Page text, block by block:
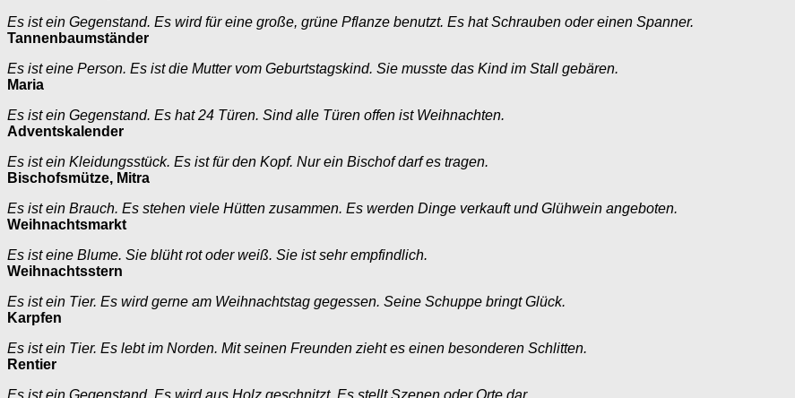
Es ist ein Gegenstand. Es wird für eine große, grüne Pflanze benutzt. Es hat Schrauben oder einen Spanner.
Tannenbaumständer
Es ist eine Person. Es ist die Mutter vom Geburtstagskind. Sie musste das Kind im Stall gebären.
Maria
Es ist ein Gegenstand. Es hat 24 Türen. Sind alle Türen offen ist Weihnachten.
Adventskalender
Es ist ein Kleidungsstück. Es ist für den Kopf. Nur ein Bischof darf es tragen.
Bischofsmütze, Mitra
Es ist ein Brauch. Es stehen viele Hütten zusammen. Es werden Dinge verkauft und Glühwein angeboten.
Weihnachtsmarkt
Es ist eine Blume. Sie blüht rot oder weiß. Sie ist sehr empfindlich.
Weihnachtsstern
Es ist ein Tier. Es wird gerne am Weihnachtstag gegessen. Seine Schuppe bringt Glück.
Karpfen
Es ist ein Tier. Es lebt im Norden. Mit seinen Freunden zieht es einen besonderen Schlitten.
Rentier
Es ist ein Gegenstand. Es wird aus Holz geschnitzt. Es stellt Szenen oder Orte dar.